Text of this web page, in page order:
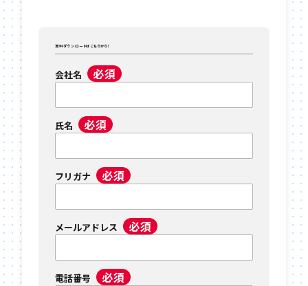
資料ダウンロードはこちらから！
会社名 必須
氏名 必須
フリガナ 必須
メールアドレス 必須
電話番号 必須